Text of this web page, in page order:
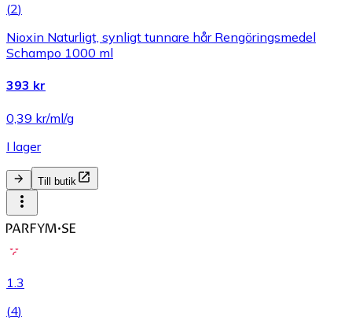
(2)
Nioxin Naturligt, synligt tunnare hår Rengöringsmedel
Schampo 1000 ml
393 kr
0,39 kr/ml/g
I lager
Till butik
1.3
(4)